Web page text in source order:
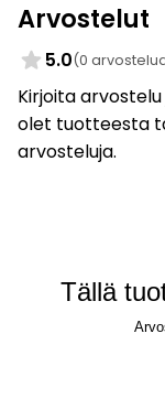
Arvostelut
5.0(0
Kirjoita
olet tuotteesta
arvosteluja.
Tällä